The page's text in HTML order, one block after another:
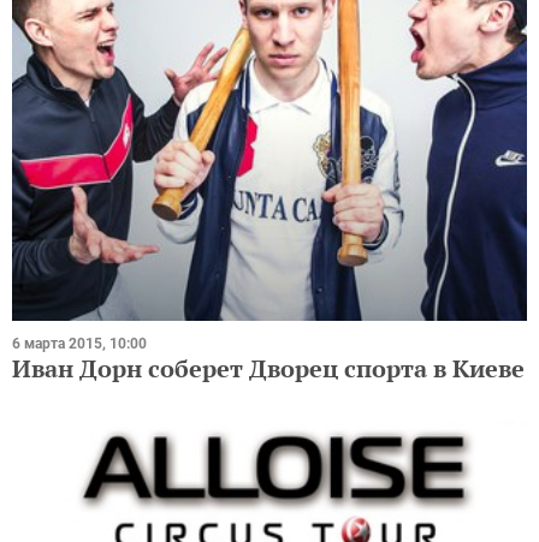
6 марта 2015, 10:00
Иван Дорн соберет Дворец спорта в Киеве